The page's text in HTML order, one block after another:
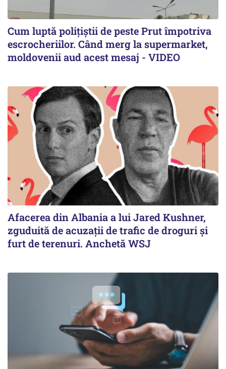
Cum luptă polițiștii de peste Prut împotriva
escrocheriilor. Când merg la supermarket,
moldovenii aud acest mesaj - VIDEO
Afacerea din Albania a lui Jared Kushner,
zguduită de acuzații de trafic de droguri și
furt de terenuri. Anchetă WSJ